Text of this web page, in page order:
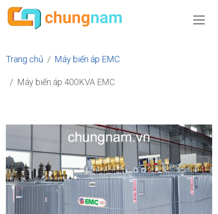
Trang chủ Máy biến áp EMC
Máy biến áp 400KVA EMC